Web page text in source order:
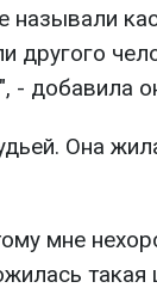
называли
другого
- добавила
Она
мне
такая